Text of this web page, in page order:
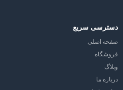
دسترسی سریع
صفحه اصلی
فروشگاه
وبلاگ
درباره ما